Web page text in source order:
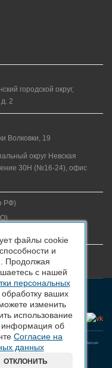
городской округ,
2
Волковки, 19
округ Невская
30Н (№16-24), офис
РФ)
тары
и всех поддоменах сайта protara.ru включая
товарные знаки и иллюстрации/
РФ
файлы cookie
и
Продолжая
с нашей
персональных
ваших
изменить
использование
об
Согласие на
данных
ОТКЛОНИТЬ